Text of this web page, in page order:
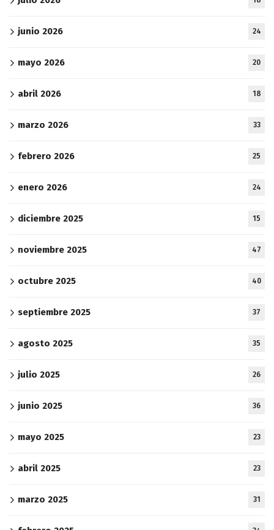
junio 2026 24
mayo 2026 20
abril 2026 18
marzo 2026 33
febrero 2026 25
enero 2026 24
diciembre 2025 15
noviembre 2025 47
octubre 2025 40
septiembre 2025 37
agosto 2025 35
julio 2025 26
junio 2025 36
mayo 2025 23
abril 2025 23
marzo 2025 31